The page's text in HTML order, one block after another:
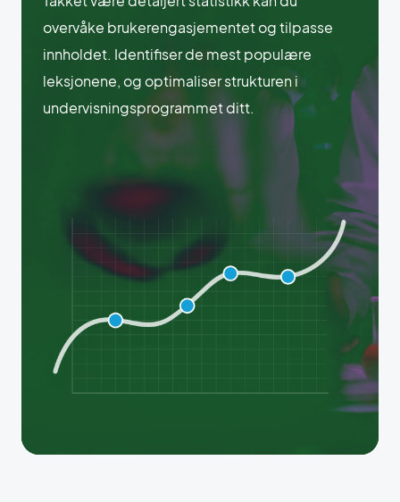
overvåke brukerengasjementet og tilpasse
innholdet. Identifiser de mest populære
leksjonene, og optimaliser strukturen i
undervisningsprogrammet ditt.